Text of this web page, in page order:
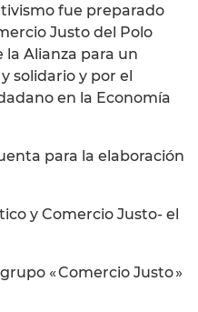
fue preparado
Justo del Polo
la Alianza para un
solidario y por el
en la Economía
para la elaboración
y Comercio Justo- el
« Comercio Justo »